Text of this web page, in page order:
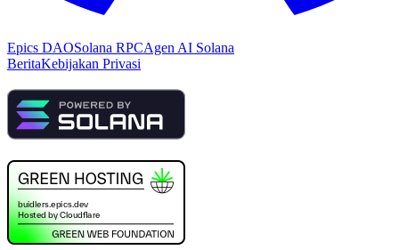
Epics DAOSolana RPCAgen AI Solana
BeritaKebijakan Privasi